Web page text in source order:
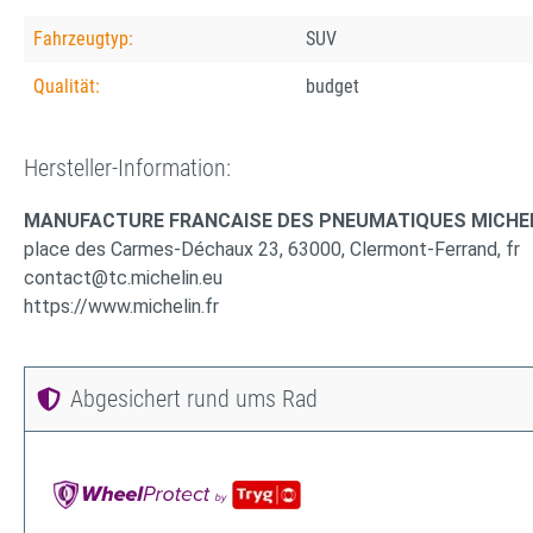
Fahrzeugtyp: SUV
Qualität: budget
Hersteller-Information:
MANUFACTURE FRANCAISE DES PNEUMATIQUES
place des Carmes-Déchaux 23, 63000, Clermont-Ferrand, fr
contact@tc.michelin.eu
https://www.michelin.fr
Abgesichert rund ums Rad